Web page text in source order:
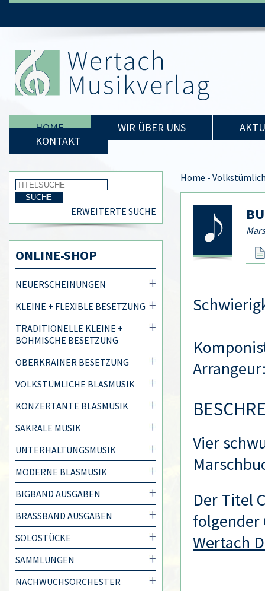
HOME WIR ÜBER UNS
KONTAKT
ERWEITERTE SUCHE
ONLINE-SHOP
NEUERSCHEINUNGEN
KLEINE + FLEXIBLE BESETZUNG
TRADITIONELLE KLEINE +
BÖHMISCHE BESETZUNG
OBERKRAINER BESETZUNG
VOLKSTÜMLICHE BLASMUSIK
KONZERTANTE BLASMUSIK
SAKRALE MUSIK
UNTERHALTUNGSMUSIK
MODERNE BLASMUSIK
BIGBAND AUSGABEN
BRASSBAND AUSGABEN
SOLOSTÜCKE
SAMMLUNGEN
NACHWUCHSORCHESTER
Home -
Vier
Der Titel
folgender
Wertach